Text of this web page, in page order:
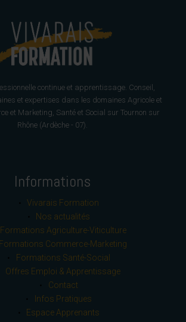
continue et apprentissage. Conseil,
et expertises dans les domaines Agricole et
et Marketing, Santé et Social sur Tournon sur
Rhône (Ardèche - 07).
Informations
Vivarais Formation
Nos actualités
Formations Agriculture-Viticulture
Formations Commerce-Marketing
Formations Santé-Social
Offres Emploi & Apprentissage
Contact
Infos Pratiques
Espace Apprenants